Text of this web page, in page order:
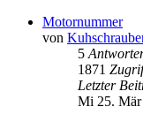
Motornummer
von
5
1871
Letzter
Mi 25. Mär